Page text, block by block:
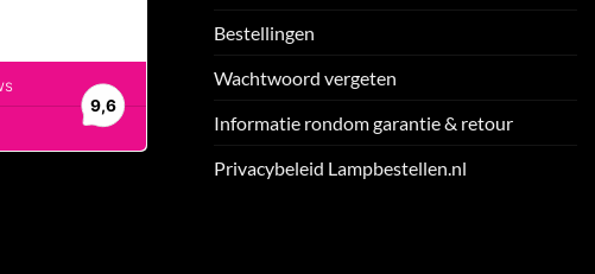
Bestellingen
Wachtwoord vergeten
Informatie rondom garantie & retour
Privacybeleid Lampbestellen.nl